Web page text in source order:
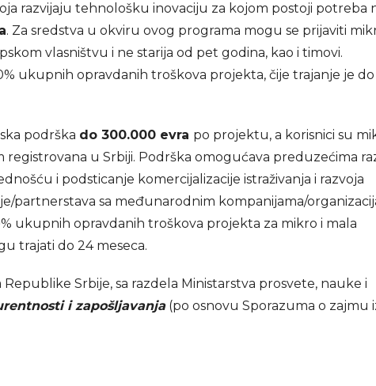
razvijaju tehnološku inovaciju za kojom postoji potreba
. Za sredstva u okviru ovog programa mogu se prijaviti
vlasništvu i ne starija od pet godina, kao i timovi.
ukupnih opravdanih troškova projekta, čije trajanje je do
podrška do 300.000 evra po projektu, a korisnici su
u Srbiji. Podrška omogućava preduzećima
i podsticanje komercijalizacije istraživanja i razvoja
partnerstava sa međunarodnim kompanijama/
ukupnih opravdanih troškova projekta za mikro i mala
trajati do 24 meseca.
Srbije, sa razdela Ministarstva prosvete, nauke i
i zapošljavanja(po osnovu Sporazuma o zajmu